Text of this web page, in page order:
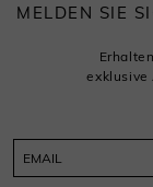
MELDEN SIE
exklusive